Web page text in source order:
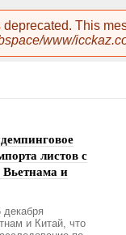
deprecated. This
www/
листов с
и
и Китай, что